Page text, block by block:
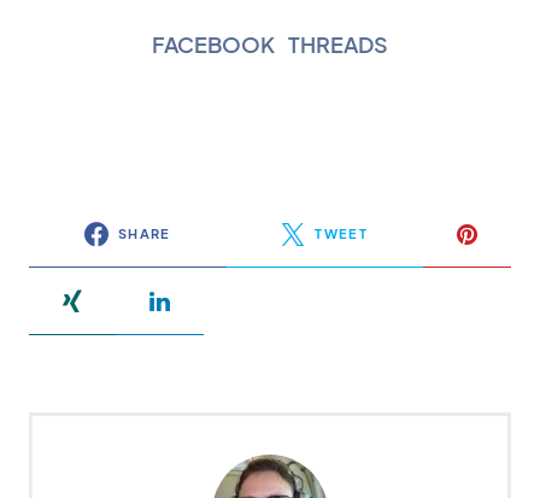
FACEBOOK THREADS
SHARE TWEET